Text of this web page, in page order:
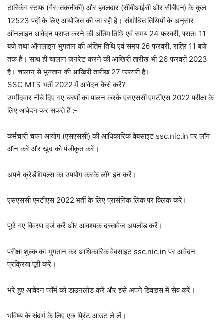
टास्किंग स्टाफ (गैर-तकनीकी) और हवलदार (सीबीआईसी और सीबीएन) के कुल
12523 पदों के लिए आयोजित की जा रही है। संशोधित तिथियों के अनुसार
ऑनलाइन आवेदन प्राप्त करने की अंतिम तिथि एवं समय 24 फरवरी, प्रातः 11
बजे तथा ऑनलाइन भुगतान की अंतिम तिथि एवं समय 26 फरवरी, रात्रि 11 बजे
तक है। साथ ही चालान जनरेट करने की आखिरी तारीख भी 26 फरवरी 2023
है। चालान से भुगतान की आखिरी तारीख 27 फरवरी है।
SSC MTS भर्ती 2022 में आवेदन कैसे करें?
उम्मीदवार नीचे दिए गए चरणों का पालन करके एसएससी एमटीएस 2022 परीक्षा के
लिए आवेदन कर सकते हैं :-
कर्मचारी चयन आयोग (एसएससी) की आधिकारिक वेबसाइट ssc.nic.in पर लॉग
ऑन करें और खुद को पंजीकृत करें।
अपने क्रेडेंशियल्स का उपयोग करके लॉग इन करें।
एसएससी एमटीएस 2022 भर्ती के लिए प्रासंगिक लिंक पर क्लिक करें।
पूछे गए विवरण दर्ज करें और आवश्यक दस्तावेज अपलोड करें।
परीक्षा शुल्क का भुगतान कर आधिकारिक वेबसाइट ssc.nic.in पर आवेदन
प्रक्रिया पूरी करें।
भरे हुए आवेदन फॉर्म को डाउनलोड करें और इसे अपने डिवाइस में सेव करें।
भविष्य के संदर्भ के लिए एक प्रिंट आउट ले लें।